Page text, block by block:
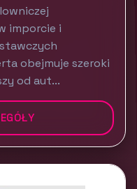
imporcie i
obejmuje szeroki
od aut...